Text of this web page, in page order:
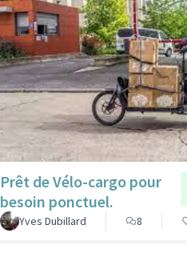
Prêt de Vélo-cargo pour
besoin ponctuel.
Yves Dubillard
8